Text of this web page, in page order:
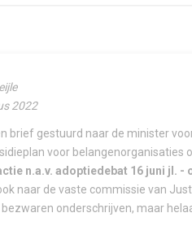
2022
brief gestuurd naar de minister
voor belangenorganisaties
n.a.v. adoptiedebat 16 juni jl.
naar de vaste commissie van
onderschrijven, maar